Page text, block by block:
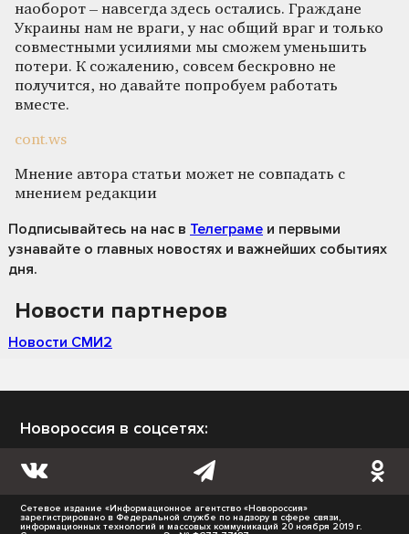
наоборот – навсегда здесь остались. Граждане
Украины нам не враги, у нас общий враг и только
совместными усилиями мы сможем уменьшить
потери. К сожалению, совсем бескровно не
получится, но давайте попробуем работать
вместе.
cont.ws
Мнение автора статьи может не совпадать с
мнением редакции
Подписывайтесь на нас в Телеграме и первыми
узнавайте о главных новостях и важнейших событиях
дня.
Новости партнеров
Новости СМИ2
Новороссия в соцсетях:
Сетевое издание «Информационное агентство «Новороссия»
зарегистрировано в Федеральной службе по надзору в сфере связи,
информационных технологий и массовых коммуникаций 20 ноября 2019 г.